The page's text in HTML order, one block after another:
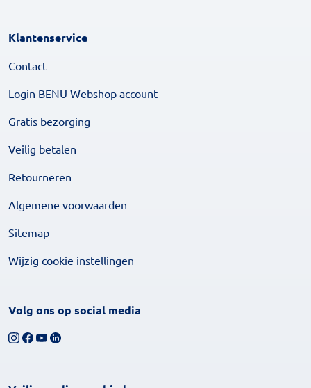
Klantenservice
Contact
Login BENU Webshop account
Gratis bezorging
Veilig betalen
Retourneren
Algemene voorwaarden
Sitemap
Wijzig cookie instellingen
Volg ons op social media
Volg ons op Instagram
Volg ons op Facebook
Bekijk ons YouTube-kanaal
Volg ons op LinkedIn